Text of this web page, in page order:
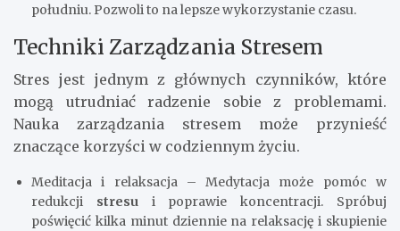
południu. Pozwoli to na lepsze wykorzystanie czasu.
Techniki Zarządzania Stresem
Stres jest jednym z głównych czynników, które
mogą utrudniać radzenie sobie z problemami.
Nauka zarządzania stresem może przynieść
znaczące korzyści w codziennym życiu.
Meditacja i relaksacja – Medytacja może pomóc w
redukcji stresui poprawie koncentracji. Spróbuj
poświęcić kilka minut dziennie na relaksację i skupienie